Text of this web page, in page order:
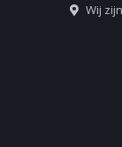
Wij